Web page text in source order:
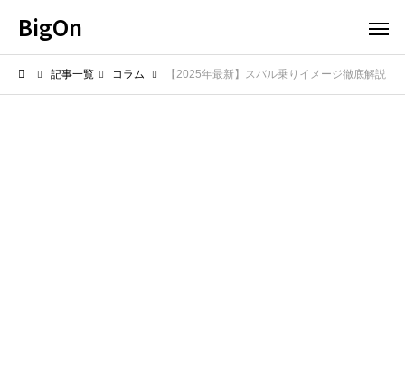
BigOn
記事一覧 コラム 【2025年最新】スバル乗りイメージ徹底解説